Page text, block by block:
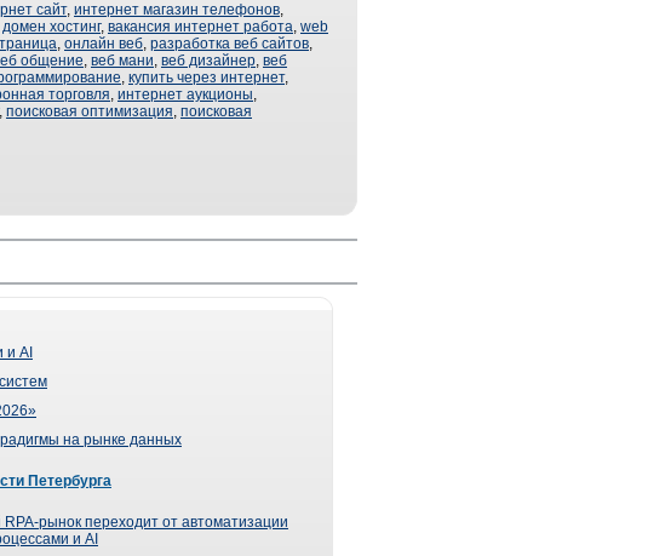
сайт, интернет магазин телефонов,
домен хостинг, вакансия интернет работа, web
, онлайн веб, разработка веб сайтов,
общение, веб мани, веб дизайнер, веб
, купить через интернет,
торговля, интернет аукционы,
, поисковая оптимизация, поисковая
и AI
на рынке данных
Петербурга
RPA-рынок переходит от автоматизации
и AI